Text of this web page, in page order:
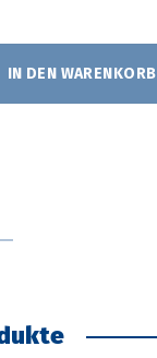
IN DEN WARENKORB